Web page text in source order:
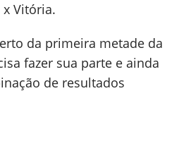
Vitória.
da primeira metade da
fazer sua parte e ainda
de resultados